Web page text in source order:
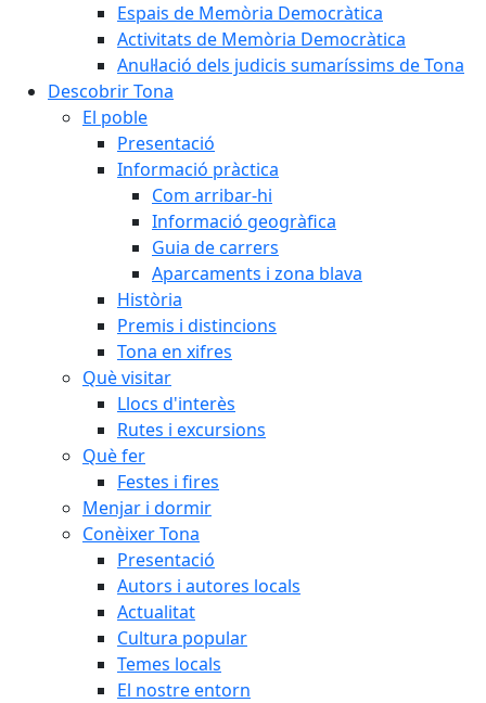
Espais de Memòria Democràtica
Activitats de Memòria Democràtica
Anul·lació dels judicis sumaríssims de Tona
Descobrir Tona
El poble
Presentació
Informació pràctica
Com arribar-hi
Informació geogràfica
Guia de carrers
Aparcaments i zona blava
Història
Premis i distincions
Tona en xifres
Què visitar
Llocs d'interès
Rutes i excursions
Què fer
Festes i fires
Menjar i dormir
Conèixer Tona
Presentació
Autors i autores locals
Actualitat
Cultura popular
Temes locals
El nostre entorn